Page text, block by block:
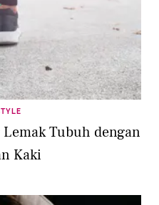
Tubuh dengan
Kaki